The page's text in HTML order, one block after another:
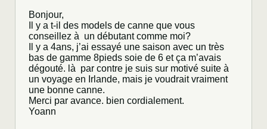
Bonjour,
Il y a t-il des models de canne que vous
conseillez à un débutant comme moi?
Il y a 4ans, j’ai essayé une saison avec un très
bas de gamme 8pieds soie de 6 et ça m’avais
dégouté. là par contre je suis sur motivé suite à
un voyage en Irlande, mais je voudrait vraiment
une bonne canne.
Merci par avance. bien cordialement.
Yoann